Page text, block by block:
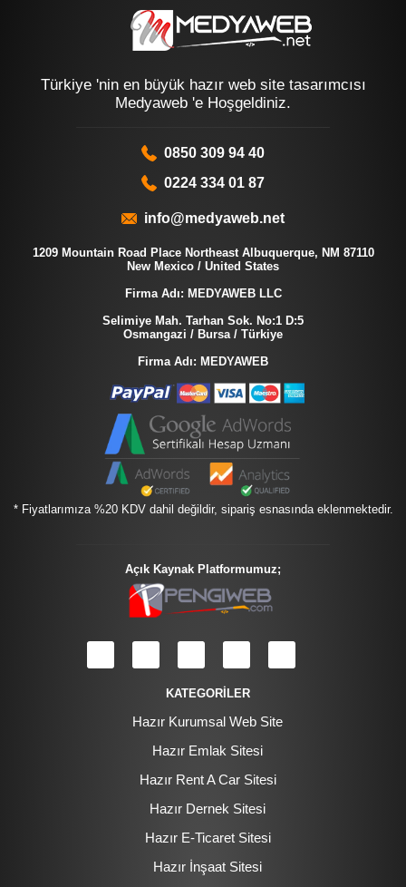
Türkiye 'nin en büyük hazır web site tasarımcısı
Medyaweb 'e Hoşgeldiniz.
0850 309 94 40
0224 334 01 87
info@medyaweb.net
1209 Mountain Road Place Northeast Albuquerque, NM 87110
New Mexico / United States
Firma Adı: MEDYAWEB LLC
Selimiye Mah. Tarhan Sok. No:1 D:5
Osmangazi / Bursa / Türkiye
Firma Adı: MEDYAWEB
* Fiyatlarımıza %20 KDV dahil değildir, sipariş esnasında eklenmektedir.
Açık Kaynak Platformumuz;
KATEGORİLER
Hazır Kurumsal Web Site
Hazır Emlak Sitesi
Hazır Rent A Car Sitesi
Hazır Dernek Sitesi
Hazır E-Ticaret Sitesi
Hazır İnşaat Sitesi